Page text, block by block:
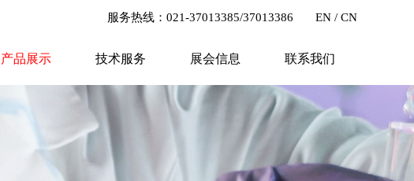
服务热线：021-37013385/37013386 EN / CN
产品展示 技术服务 展会信息 联系我们